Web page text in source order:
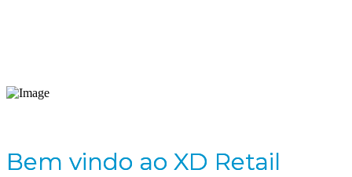
Bem vindo ao XD Retail